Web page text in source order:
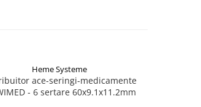
Heme Systeme
ace-seringi-medicamente
- 6 sertare 60x9.1x11.2mm